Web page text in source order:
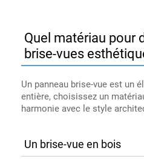
Quel matériau pour
brise-vues
Un panneau brise-vue est un
entière, choisissez un
harmonie avec le style
Un brise-vue en bois